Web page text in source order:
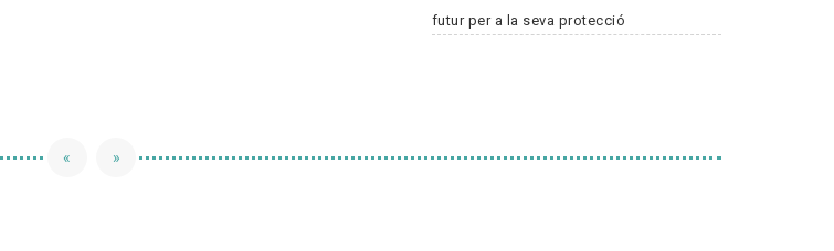
futur per a la seva protecció
« »